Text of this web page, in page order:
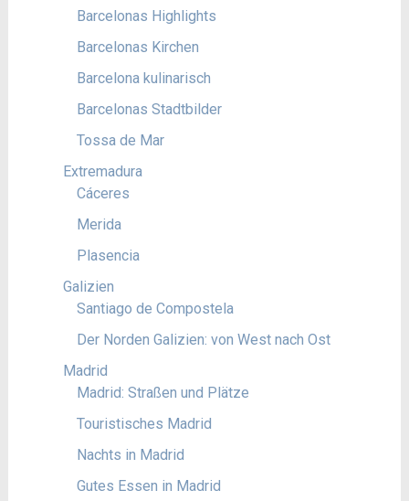
Barcelonas Highlights
Barcelonas Kirchen
Barcelona kulinarisch
Barcelonas Stadtbilder
Tossa de Mar
Extremadura
Cáceres
Merida
Plasencia
Galizien
Santiago de Compostela
Der Norden Galizien: von West nach Ost
Madrid
Madrid: Straßen und Plätze
Touristisches Madrid
Nachts in Madrid
Gutes Essen in Madrid